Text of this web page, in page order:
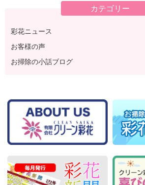
カテゴリー
彩花ニュース
お客様の声
お掃除の小話ブログ